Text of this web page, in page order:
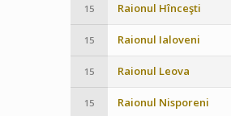
15 Raionul Hînceşti
15 Raionul Ialoveni
15 Raionul Leova
15 Raionul Nisporeni